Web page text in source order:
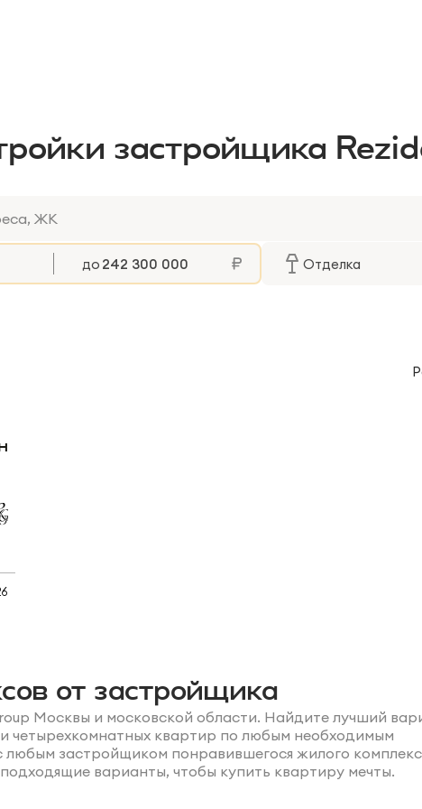
застройщика
до Отделка
от застройщика
Москвы и московской области. Найдите лучший
четырехкомнатных квартир по любым необходимым
застройщиком понравившегося жилого
варианты, чтобы купить квартиру мечты.